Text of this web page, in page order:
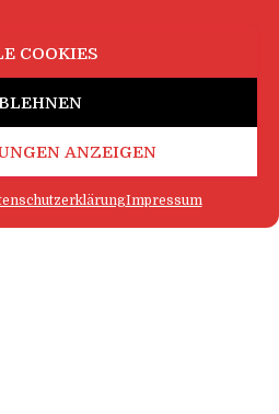
COOKIES
ANZEIGEN
Impressum